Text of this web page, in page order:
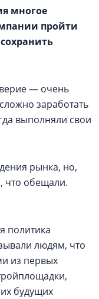
многое
пройти
— очень
заработать
выполняли свои
рынка, но,
что обещали.
политика
людям, что
из первых
будущих